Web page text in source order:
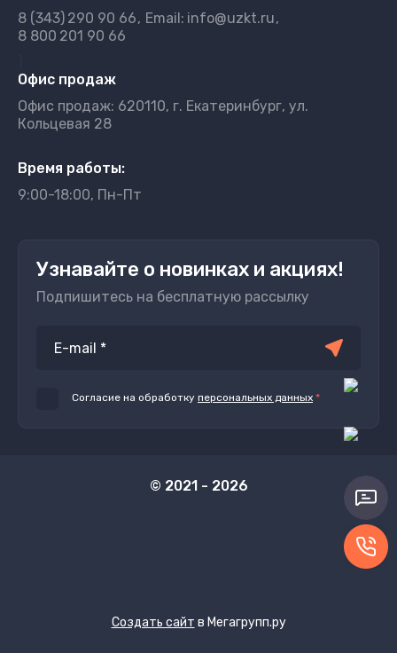
8 (343) 290 90 66 Email: info@uzkt.ru
8 800 201 90 66
Офис продаж
Офис продаж: 620110, г. Екатеринбург, ул.
Кольцевая 28
Время работы:
9:00-18:00, Пн-Пт
Узнавайте о новинках и акциях!
Подпишитесь на бесплатную рассылку
Согласие на обработку персональных данных *
© 2021 - 2026
Создать сайт в Мегагрупп.ру